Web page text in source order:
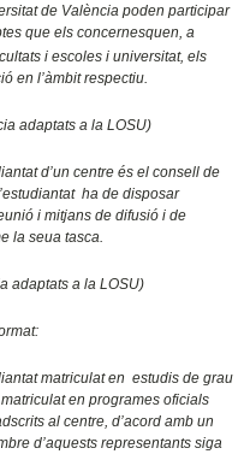
de València poden participar
que els concernesquen, a
i escoles i universitat, els
en l’àmbit respectiu.
adaptats a la LOSU)
d’un centre és el consell de
ha de disposar
i mitjans de difusió i de
la seua tasca.
adaptats a la LOSU)
matriculat en estudis de grau
en programes oficials
al centre, d’acord amb un
d’aquests representants siga